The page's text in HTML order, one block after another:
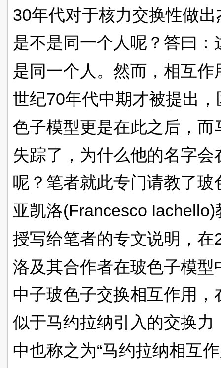
30年代对于核力交换性做
是不是同一个人呢？答曰
是同一个人。然而，相互作
世纪70年代中期才被提出
色子模型更是在此之后，而
失踪了，为什么他的名字
呢？笔者就此专门请教了
亚凯洛(Francesco Iachello)
授写给笔者的专文说明，在
洛及其合作者在玻色子模
中子玻色子交换相互作用
似于马约拉纳引入的交换
中也称之为“马约拉纳相互